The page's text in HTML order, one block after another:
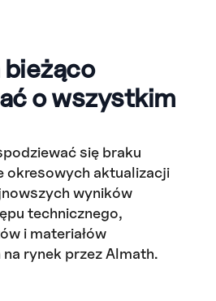
bieżąco
o wszystkim
się braku
okresowych aktualizacji
wyników
technicznego,
i materiałów
rynek przez Almath.